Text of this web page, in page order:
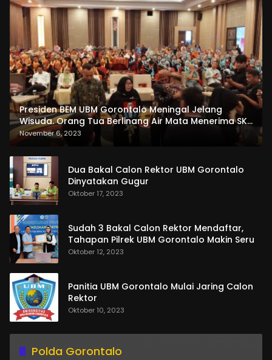
Presiden BEM UBM Gorontalo Meningal Jelang
Wisuda. Orang Tua Berlinang Air Mata Menerima SKL
dan Pemasangan Salempang
November 6, 2023
Dua Bakal Calon Rektor UBM Gorontalo
Dinyatakan Gugur
Oktober 17, 2023
Sudah 3 Bakal Calon Rektor Mendaftar,
Tahapan Pilrek UBM Gorontalo Makin Seru
Oktober 12, 2023
Panitia UBM Gorontalo Mulai Jaring Calon
Rektor
Oktober 10, 2023
Polda Gorontalo